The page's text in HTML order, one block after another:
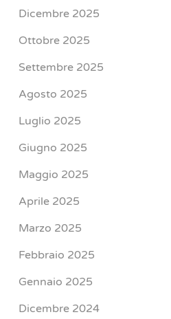
Dicembre 2025
Ottobre 2025
Settembre 2025
Agosto 2025
Luglio 2025
Giugno 2025
Maggio 2025
Aprile 2025
Marzo 2025
Febbraio 2025
Gennaio 2025
Dicembre 2024